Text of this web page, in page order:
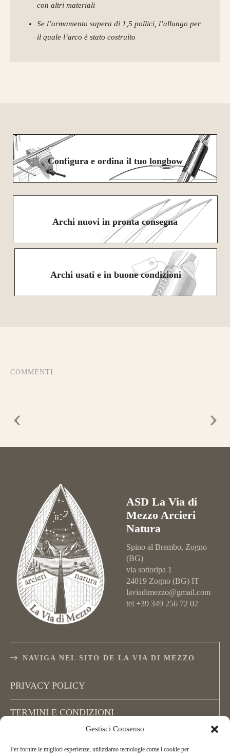
Gestisci Consenso
Per fornire le migliori esperienze, utilizziamo tecnologie come i cookie per
con altri materiali
Se l’armamento supera di 1,5 pollici, l’allungo per
il quale l’arco è stato costruito
Configura e ordina il tuo longbow
Archi nuovi in pronta consegna
Archi usati e in buone condizioni
COMMENTI
ASD La Via di
Mezzo Arcieri
Natura
Spino al Brembo, Zogno
(BG)
via sottoripa 1
24019 Zogno (BG) IT
laviadimezzo@gmail.com
tel +39 349 256 72 02
NAVIGA NEL SITO DE LA VIA DI MEZZO
PRIVACY POLICY
TERMINI E CONDIZIONI